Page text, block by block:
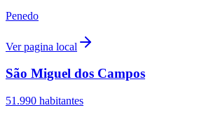
Penedo
Ver pagina local
São Miguel dos Campos
51.990 habitantes